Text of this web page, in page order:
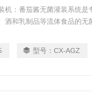
机：番茄酱无菌灌装系统是
酒和乳制品等流体食品的无
型号：CX-AGZ